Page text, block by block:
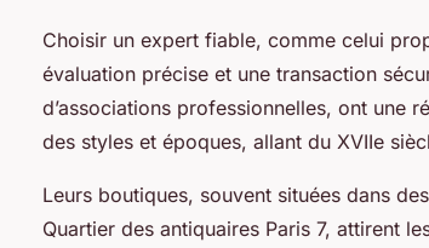
Choisir un expert fiable, comme celui
évaluation précise et une transaction
d’associations professionnelles, ont une
des styles et époques, allant du XVIIe
Leurs boutiques, souvent situées dans
Quartier des antiquaires Paris 7, attirent